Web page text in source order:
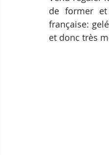
de former et
française:
et donc très